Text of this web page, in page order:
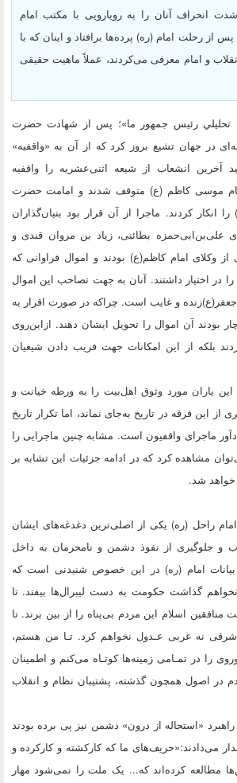
انحراف آنان را به رویارویی با مکتب امام
از رحلت امام (ره) پرده‌ها برافتاد و اینان که با
و امام معرفی می‌کردند، عملاً ماهیت حقیقی
تحليلي رئيس جمهور ما»؛ پس از شهادت حضرت
در جهان تشیع بروز کرد که از آن به «واقفیه»
آخرین انشعاب از شیعه اثنی‌عشریه را واقفیه
موسی کاظم (ع) متوقف شدند و امامت حضرت
کردند. ماجرا از آن قرار بود بنیان‌گذاران
علی‌بن‌ابی‌حمزه بطائنی، زیاد بن مروان قندی و
وکلای امام کاظم(ع) بودند و اموال فراوانی که
در اختیار داشتند. آنان به جهت تصاحب این اموال
و غایب است. چراکه در صورت اقرار به
بودند آن اموال را تحویل ایشان دهند. ازاین‌روی
بلکه از این امکانات جهت فریب دادن شیعیان
یاران مورد وثوق اهل‌بیت را به ورطه خیانت و
این فرقه در تاریخ به‌جای نماند، اما تکرار تاریخ
ماجرای واقفیون است. مشابه چنین ماجرایی را
مشاهده کرد که در ادامه جزئیات این تشابه بر
شد.
راحل (ره) یکی از اصلی‌ترین دغدغه‌های ایشان
و جلوگیری از نفوذ دشمن و نامحرمان به داخل
بیانات امام (ره) در این خصوص شنیدنی است که
گذاشت حکومت به دست لیبرال‌ها بیفتد. تا
اسلام این مردم بی‌پناه را از بین برند. تا
نه غربی عـدول نخواهم کرد. تـا من هستم،
را در تمـامی زمینه‌ها کوتـاه می‌کنم و اطمینان
در اصول همچون گذشته، پشتیبان نظام و انقلاب
«استحاله از درون» دشمن نیز پی برده بودند
می‌دادند:«حریف‌های ما که کارکشته و کارکرده و
مطالعه کرده‌اند که... یک ملت را نمی‌شود مهار